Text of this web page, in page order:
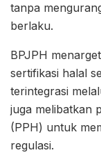
tanpa
berlaku.
BPJPH
sertifikasi halal
terintegrasi
juga melibatkan
(PPH) untuk
regulasi.